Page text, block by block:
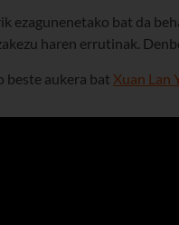
ezagunenetako bat da
haren errutinak.
beste aukera bat Xuan Lan